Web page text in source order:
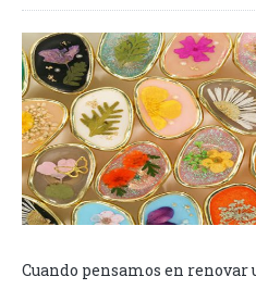
Cuando pensamos en renovar